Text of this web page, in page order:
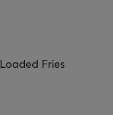
Loaded Fries